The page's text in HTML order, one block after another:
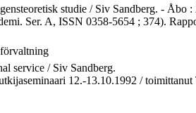
studie / Siv Sandberg. -
Ser. A, ISSN 0358-5654 ; 374).
service / Siv Sandberg.
12.-13.10.1992 /